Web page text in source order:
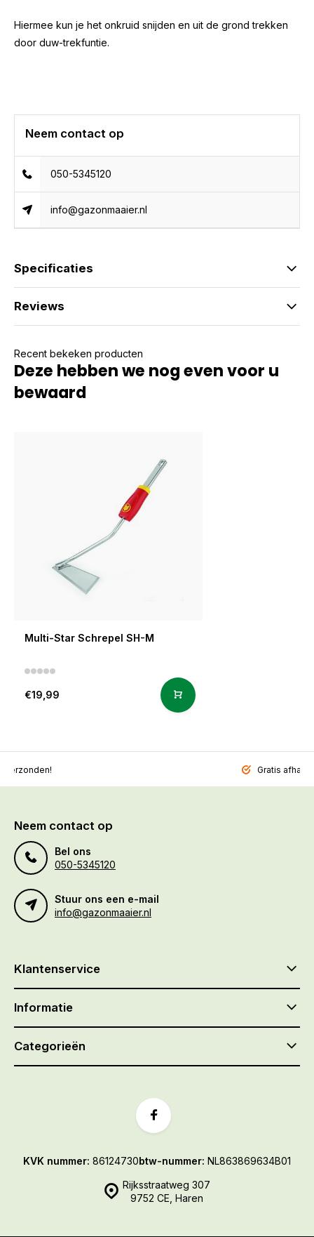
Hiermee kun je het onkruid snijden en uit de grond trekken
door duw-trekfuntie.
Neem contact op
050-5345120
info@gazonmaaier.nl
Specificaties
Reviews
Recent bekeken producten
Deze hebben we nog even voor u
bewaard
Multi-Star Schrepel SH-M
€19,99
verzonden! Gratis
Neem contact op
Bel ons
050-5345120
Stuur ons een e-mail
info@gazonmaaier.nl
Klantenservice
Informatie
Categorieën
Rijksstraatweg 307
9752 CE, Haren
KVK nummer: 86124730btw-nummer: NL863869634B01